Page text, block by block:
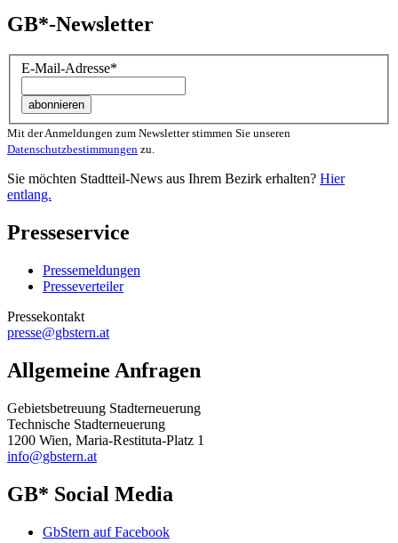
GB*-Newsletter
E-Mail-Adresse*
Mit der Anmeldungen zum Newsletter stimmen Sie unseren
Datenschutzbestimmungen zu.
Sie möchten Stadtteil-News aus Ihrem Bezirk erhalten? Hier
entlang.
Presseservice
Pressemeldungen
Presseverteiler
Pressekontakt
presse@gbstern.at
Allgemeine Anfragen
Gebietsbetreuung Stadterneuerung
Technische Stadterneuerung
1200 Wien, Maria-Restituta-Platz 1
info@gbstern.at
GB* Social Media
GbStern auf Facebook